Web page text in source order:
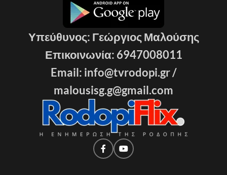
Υπεύθυνος: Γεώργιος Μαλούσης
Επικοινωνία: 6947008011
Email: info@tvrodopi.gr /
malousisg.g@gmail.com